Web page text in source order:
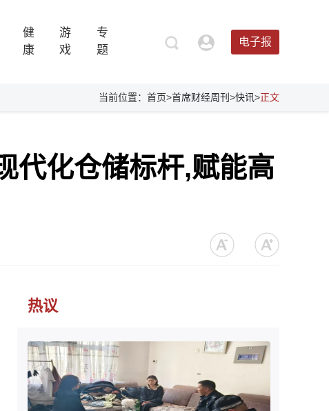
健
康
游
戏
专
题
电子报
当前位置：首页>首席财经周刊 >快讯>正文
代化仓储标杆,赋能高
热议